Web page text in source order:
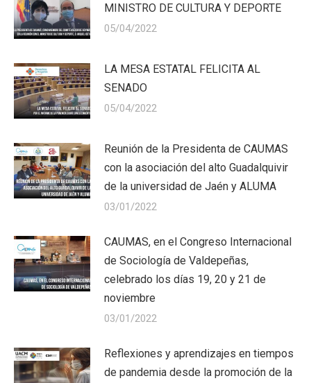
MINISTRO DE CULTURA Y DEPORTE
05/04/2022
LA MESA ESTATAL FELICITA AL
SENADO
05/04/2022
Reunión de la Presidenta de CAUMAS
con la asociación del alto Guadalquivir
de la universidad de Jaén y ALUMA
03/01/2022
CAUMAS, en el Congreso Internacional
de Sociología de Valdepeñas,
celebrado los días 19, 20 y 21 de
noviembre
03/01/2022
Reflexiones y aprendizajes en tiempos
de pandemia desde la promoción de la